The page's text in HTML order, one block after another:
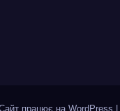
працює на WordPress